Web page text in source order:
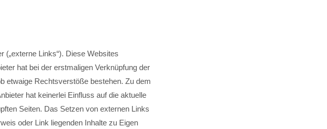
(„externe Links“). Diese Websites
hat bei der erstmaligen Verknüpfung der
etwaige Rechtsverstöße bestehen. Zu dem
hat keinerlei Einfluss auf die aktuelle
Seiten. Das Setzen von externen Links
oder Link liegenden Inhalte zu Eigen